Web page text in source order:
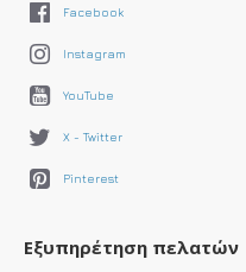
Facebook
Instagram
YouTube
X - Twitter
Pinterest
Εξυπηρέτηση πελατών